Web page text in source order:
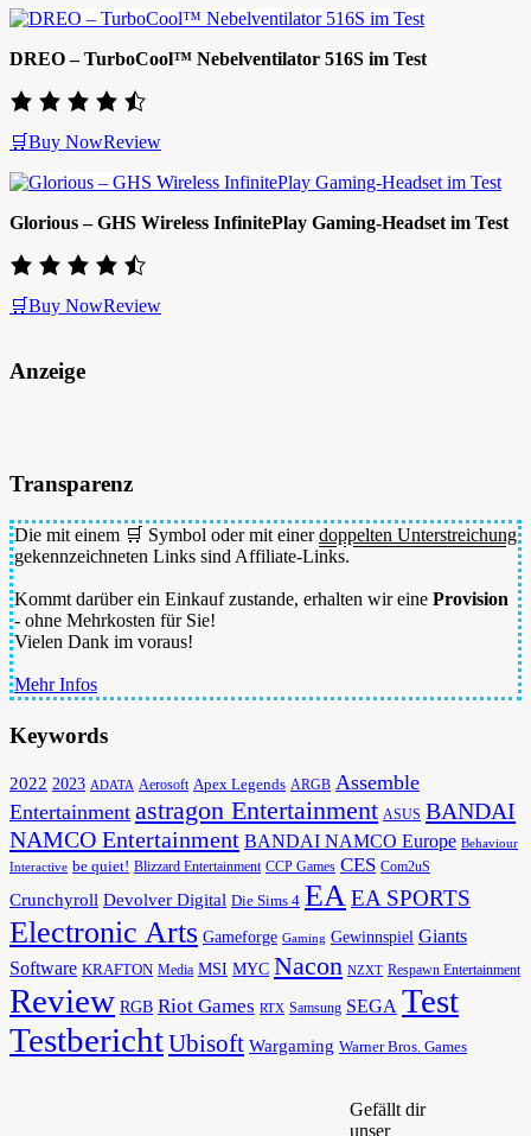
DREO – TurboCool™ Nebelventilator 516S im Test
🛒Buy NowReview
Glorious – GHS Wireless InfinitePlay Gaming-Headset im Test
🛒Buy NowReview
Anzeige
Transparenz
Die mit einem 🛒 Symbol oder mit einerdoppelten Unterstreichung
gekennzeichneten Links sind Affiliate-Links.
Kommt darüber ein Einkauf zustande, erhalten wir eine Provision
- ohne Mehrkosten für Sie!
Vielen Dank im voraus!
Mehr Infos
Keywords
2022 2023 ADATA Aerosoft Apex Legends ARGB Assemble
Entertainment astragon Entertainment ASUS BANDAI
NAMCO Entertainment BANDAI NAMCO Europe Behaviour
Interactive be quiet! Blizzard Entertainment CCP Games CES Com2uS
Crunchyroll Devolver Digital Die Sims 4 EAEA SPORTS
Electronic Arts Gameforge Gaming Gewinnspiel Giants
Software KRAFTON Media MSI MYC Nacon NZXT Respawn Entertainment
Review RGB Riot Games RTX Samsung SEGA Test
TestberichtUbisoft Wargaming Warner Bros. Games
Gefällt dir
unser